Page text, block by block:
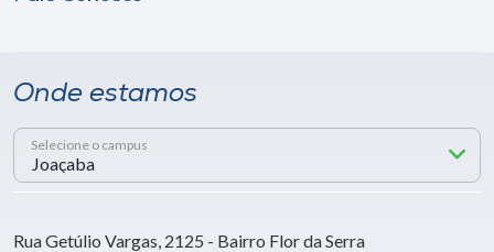
Onde estamos
Selecione o campus
Rua Getúlio Vargas, 2125 - Bairro Flor da Serra